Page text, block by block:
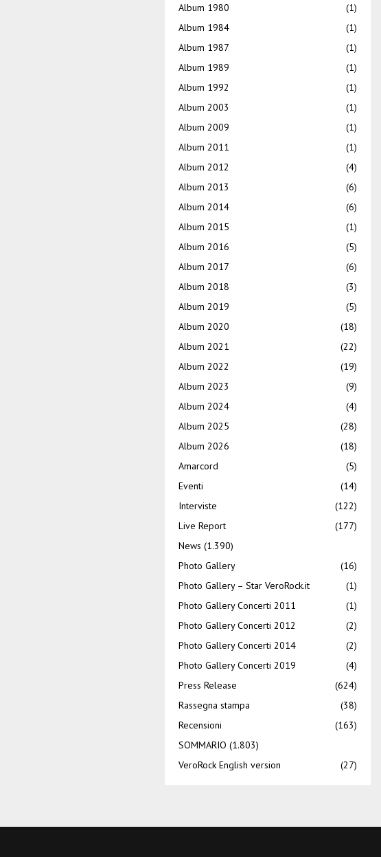
Album 1980
(1)
Album 1984
(1)
Album 1987
(1)
Album 1989
(1)
Album 1992
(1)
Album 2003
(1)
Album 2009
(1)
Album 2011
(1)
Album 2012
(4)
Album 2013
(6)
Album 2014
(6)
Album 2015
(1)
Album 2016
(5)
Album 2017
(6)
Album 2018
(3)
Album 2019
(5)
Album 2020
(18)
Album 2021
(22)
Album 2022
(19)
Album 2023
(9)
Album 2024
(4)
Album 2025
(28)
Album 2026
(18)
Amarcord
(5)
Eventi
(14)
Interviste
(122)
Live Report
(177)
News (1.390)
Photo Gallery
(16)
Photo Gallery – Star VeroRock.it
(1)
Photo Gallery Concerti 2011
(1)
Photo Gallery Concerti 2012
(2)
Photo Gallery Concerti 2014
(2)
Photo Gallery Concerti 2019
(4)
Press Release
(624)
Rassegna stampa
(38)
Recensioni
(163)
SOMMARIO (1.803)
VeroRock English version
(27)